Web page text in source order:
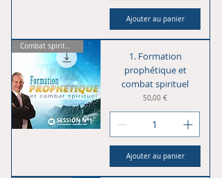
Ajouter au panier
Combat spirituel
1. Formation
prophétique et
combat spirituel
Prix
50,00 €
Ajouter au panier